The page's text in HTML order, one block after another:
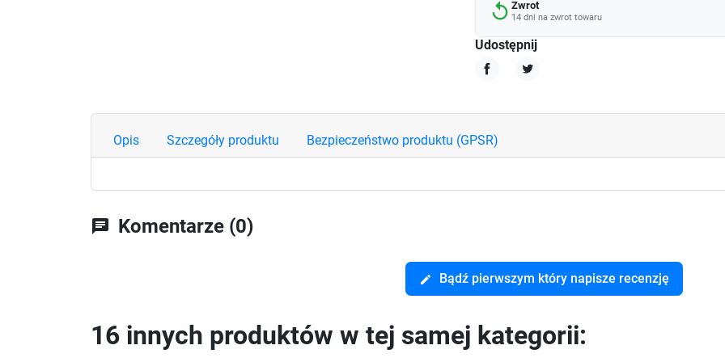
replay Zwrot
14 dni na zwrot towaru
Udostępnij
Opis Szczegóły produktu Bezpieczeństwo produktu (GPSR)
chat Komentarze (0)
edit Bądź pierwszym który napisze recenzję
16 innych produktów w tej samej kategorii: